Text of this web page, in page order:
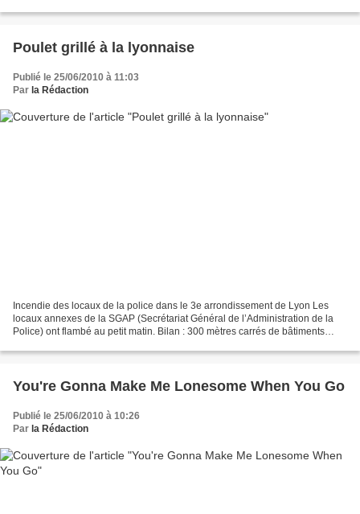
Poulet grillé à la lyonnaise
Publié le 25/06/2010 à 11:03
Par la Rédaction
Incendie des locaux de la police dans le 3e arrondissement de Lyon Les
locaux annexes de la SGAP (Secrétariat Général de l’Administration de la
Police) ont flambé au petit matin. Bilan : 300 mètres carrés de bâtiments
You're Gonna Make Me Lonesome When You Go
Publié le 25/06/2010 à 10:26
Par la Rédaction